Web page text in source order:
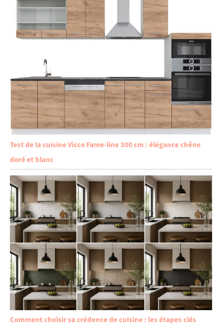
Test de la cuisine Vicco Fame-line 300 cm : élégance chêne
doré et blanc
Comment choisir sa crédence de cuisine : les étapes clés